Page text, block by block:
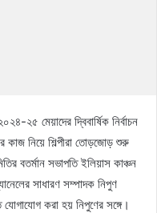
২৫ মেয়াদের দ্বিবার্ষিক নির্বাচন
নিয়ে শিল্পীরা তোড়জোড় শুরু
বতর্মান সভাপতি ইলিয়াস কাঞ্চন
সাধারণ সম্পাদক নিপুণ
করা হয় নিপুণের সঙ্গে।